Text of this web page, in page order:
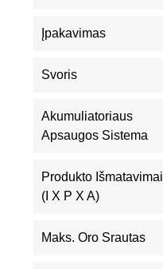
Įpakavimas
Svoris
Akumuliatoriaus
Apsaugos Sistema
Produkto Išmatavimai
(I X P X A)
Maks. Oro Srautas